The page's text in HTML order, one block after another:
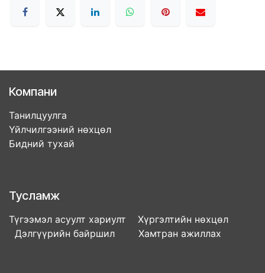
Компани
Танилцуулга
Үйлчилгээний нөхцөл
Бидний тухай
Тусламж
Түгээмэл асуулт хариулт Хүргэлтийн нөхцөл
Дэлгүүрийн байршил Хамтран ажиллах